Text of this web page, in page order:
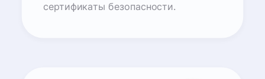
сертификаты безопасности.